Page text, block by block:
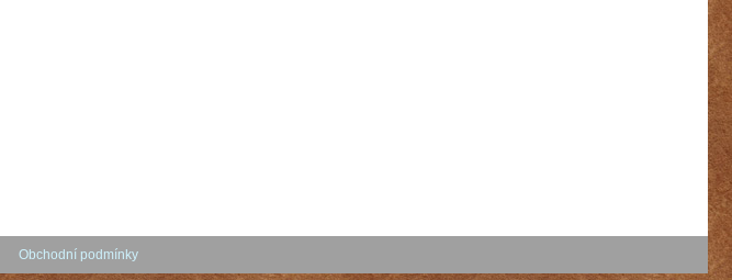
Obchodní podmínky